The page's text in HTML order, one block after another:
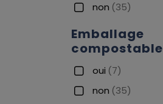
non (35)
Emballage
compostable
oui (7)
non (35)